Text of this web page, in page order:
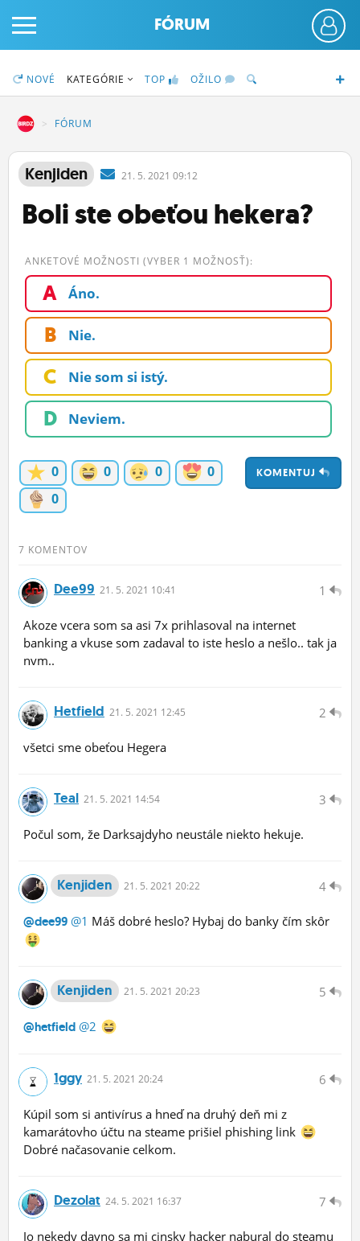
PRIHLÁS SA
ČINŽIAK
STATUSY
BLOGY
OBRÁZKY
ĽUDIA
MÔJ PROFIL
ROLETA
FÓRUM
NOVÉ KATEGÓRIE TOP OŽILO
FÓRUM
Kenjiden 21. 5. 2021 09:12
Boli ste obeťou hekera?
ANKETOVÉ MOŽNOSTI (VYBER 1 MOŽNOSŤ):
A Áno.
B Nie.
C Nie som si istý.
D Neviem.
KOMENTUJ
0 0 0
0
0
7 KOMENTOV
1
Dee99 21. 5. 2021 10:41
Akoze vcera som sa asi 7x prihlasoval na internet
banking a vkuse som zadaval to iste heslo a nešlo.. tak ja
nvm..
2
Hetfield 21. 5. 2021 12:45
všetci sme obeťou Hegera
3
Teal 21. 5. 2021 14:54
Počul som, že Darksajdyho neustále niekto hekuje.
4
Kenjiden 21. 5. 2021 20:22
@dee99 @1 Máš dobré heslo? Hybaj do banky čím skôr
5
Kenjiden 21. 5. 2021 20:23
@hetfield @2
6
1ggy 21. 5. 2021 20:24
Kúpil som si antivírus a hneď na druhý deň mi z
kamarátovho účtu na steame prišiel phishing link
Dobré načasovanie celkom.
7
Dezolat 24. 5. 2021 16:37
Jo nekedy davno sa mi cinsky hacker nabural do steamu